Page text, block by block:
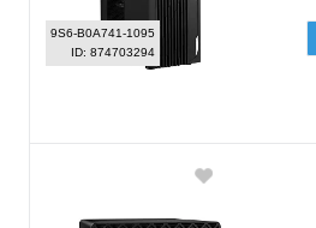
9S6-B0A741-1095
ID: 874703294